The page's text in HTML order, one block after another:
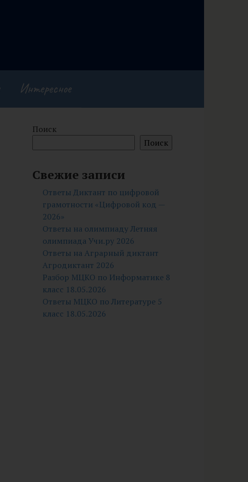
Интересное
Поиск
Поиск
Свежие записи
Ответы Диктант по цифровой
грамотности «Цифровой код —
2026»
Ответы на олимпиаду Летняя
олимпиада Учи.ру 2026
Ответы на Аграрный диктант
Агродиктант 2026
Разбор МЦКО по Информатике 8
класс 18.05.2026
Ответы МЦКО по Литературе 5
класс 18.05.2026